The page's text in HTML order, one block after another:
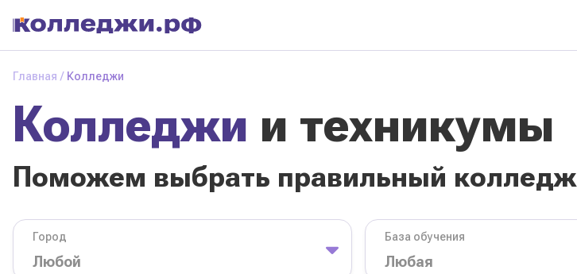
Главная Колледжи
Колледжи и техникумы
Поможем выбрать правильный колледж
Город База обучения
Колледжии
техникумы
Поможем выбрать
правильный
колледж
Город